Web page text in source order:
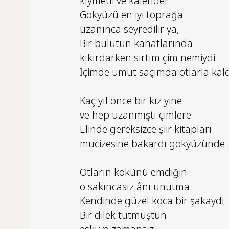
Gökyüzü en iyi toprağa
uzanınca seyredilir ya,
Bir bulutun kanatlarında
kıkırdarken sırtım çim nemiydi
İçimde umut saçımda otlarla
Kaç yıl önce bir kız yine
ve hep uzanmıştı çimlere
Elinde gereksizce şiir kitapları
mucizesine bakardı gökyüzünde.
Otların kökünü emdiğin
o sakıncasız ânı unutma
Kendinde güzel koca bir şakaydı
Bir dilek tutmuştun